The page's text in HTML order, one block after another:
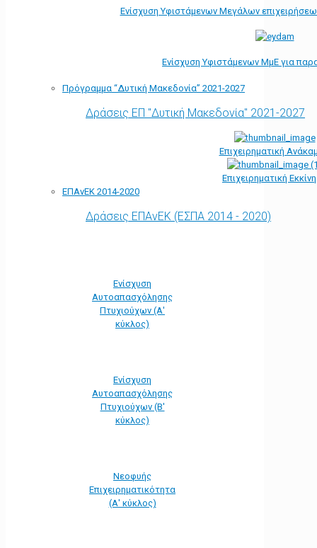
Ενίσχυση Υφιστάμενων Μεγάλων
Ενίσχυση Υφιστάμενων ΜμΕ για
Πρόγραμμα “Δυτική Μακεδονία” 2021-2027
Δράσεις ΕΠ "Δυτική Μακεδονία" 2021-2027
Επιχειρηματική
Επιχειρηματική
ΕΠΑνΕΚ 2014-2020
Δράσεις ΕΠΑνΕΚ (ΕΣΠΑ 2014 - 2020)
Ενίσχυση
Αυτοαπασχόλησης
Πτυχιούχων (Α'
κύκλος)
Ενίσχυση
Αυτοαπασχόλησης
Πτυχιούχων (Β'
κύκλος)
Νεοφυής
Επιχειρηματικότητα
(Α' κύκλος)